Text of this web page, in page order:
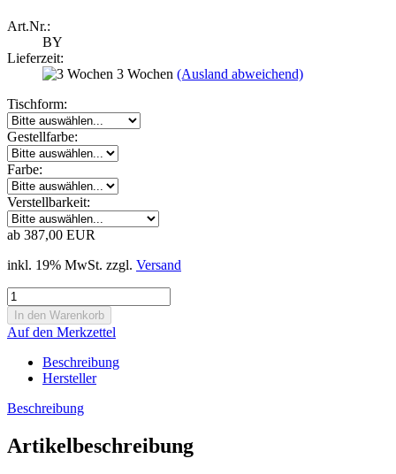
Art.Nr.:
BY
Lieferzeit:
3 Wochen (Ausland abweichend)
Tischform:
Gestellfarbe:
Farbe:
Verstellbarkeit:
ab 387,00 EUR
inkl. 19% MwSt. zzgl. Versand
Auf den Merkzettel
Beschreibung
Hersteller
Beschreibung
Artikelbeschreibung